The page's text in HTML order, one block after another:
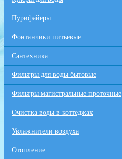
Пурифайеры
Фонтанчики питьевые
Сантехника
Фильтры для воды бытовые
Фильтры магистральные проточные
Очистка воды в коттеджах
Увлажнители воздуха
Отопление